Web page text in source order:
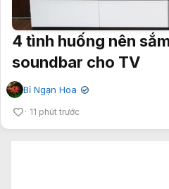
4 tình huống nên
soundbar cho TV
Bỉ Ngạn Hoa ✔
11 phút trước